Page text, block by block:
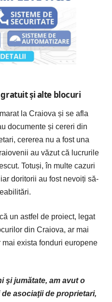
și alte blocuri
la Craiova și se afla
documente și cereri din
cererea nu a fost una
au văzut că lucrurile
Totuși, în multe cazuri
doritorii au fost nevoiți să-
un astfel de proiect, legat
din Craiova, ar mai
exista fonduri europene
şi jumătate, am avut o
asociaţii de proprietari,